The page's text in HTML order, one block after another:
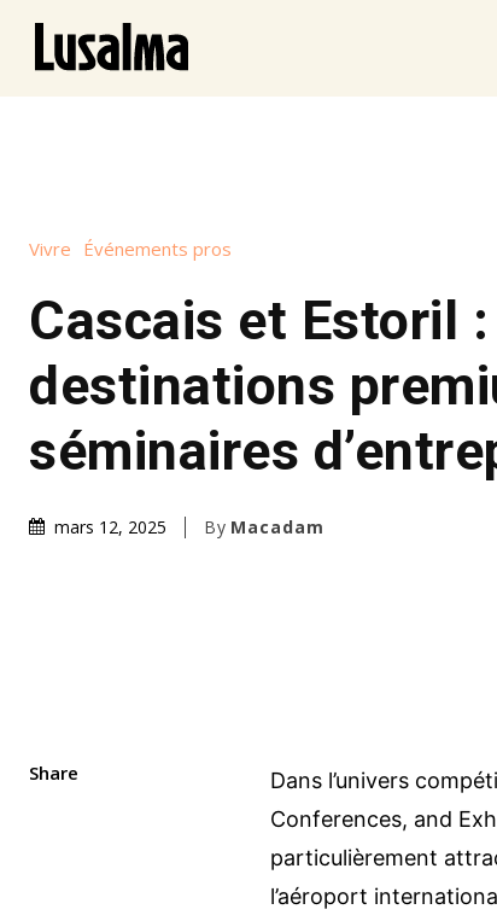
Vivre Événements pros
Cascais et Estoril :
destinations
séminaires
mars 12, 2025 By Macadam
Share
Dans l’univers
Conferences, and
particulièrement
l’aéroport